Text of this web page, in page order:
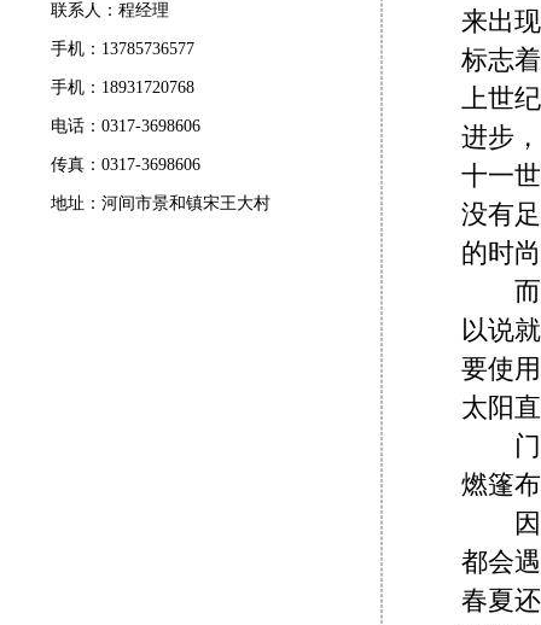
联系人：程经理
手机：13785736577
手机：18931720768
电话：0317-3698606
传真：0317-3698606
地址：河间市景和镇宋王大村
来出
标志
上世
进步
十一
没有
的时
而且
以说
要使
太阳
门的
燃篷
因为
都会
春夏